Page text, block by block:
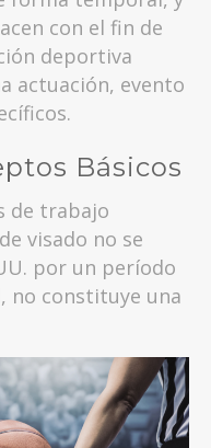
con el fin de
deportiva
actuación, evento
Básicos
de trabajo
visado no se
por un período
no constituye una